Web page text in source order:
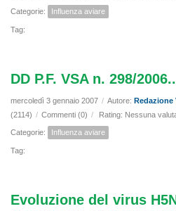
Categorie: Influenza aviare
Tag:
DD P.F. VSA n. 298/
mercoledì 3 gennaio 2007 / Autore: Redazione
(2114) / Commenti (0) / Rating: Nessuna
Categorie: Influenza aviare
Tag:
Evoluzione del virus